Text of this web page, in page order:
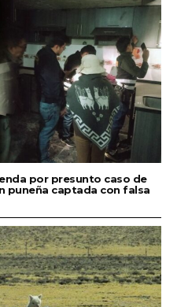
por presunto caso de
puneña captada con falsa